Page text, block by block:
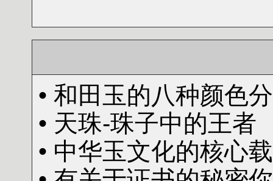
• 和田玉的八种颜色
• 天珠-珠子中的王者
• 中华玉文化的核心